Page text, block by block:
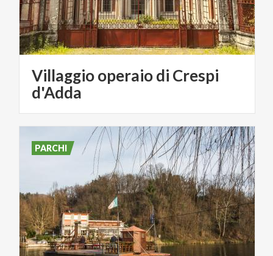
Villaggio operaio di Crespi
d'Adda
PARCHI